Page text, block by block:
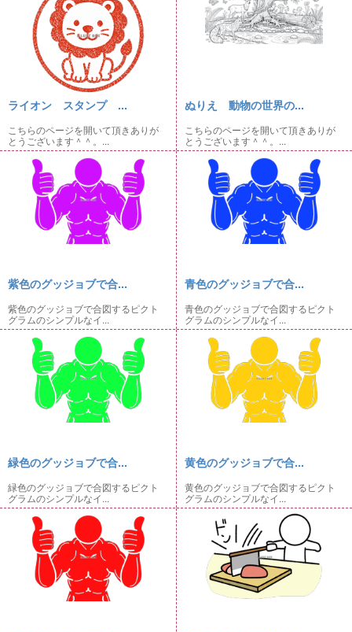
ライオン スタンプ ...
こちらのページを開いて頂きありが
とうございます＾＾。...
ぬりえ 動物の世界の...
こちらのページを開いて頂きありが
とうございます＾＾。...
紫色のグッジョブで合...
紫色のグッジョブで合図するピクト
グラムのシンプルなイ...
青色のグッジョブで合...
青色のグッジョブで合図するピクト
グラムのシンプルなイ...
緑色のグッジョブで合...
緑色のグッジョブで合図するピクト
グラムのシンプルなイ...
黄色のグッジョブで合...
黄色のグッジョブで合図するピクト
グラムのシンプルなイ...